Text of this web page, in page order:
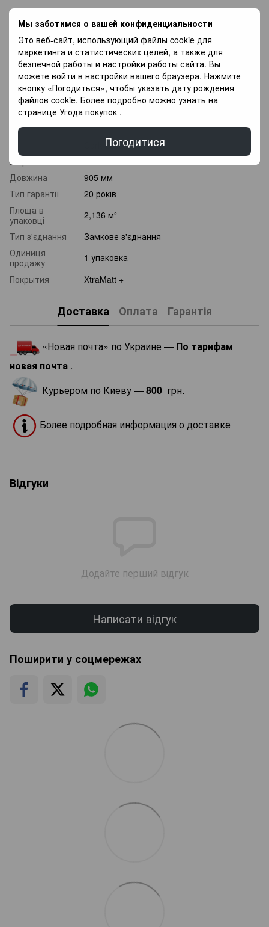
Мы заботимся о вашей конфиденциальности
Это веб-сайт, использующий файлы cookie для
маркетинга и статистических целей, а также для
безпечной работы и настройки работы сайта. Вы
можете войти в настройки вашего браузера. Нажмите
кнопку «Погодиться», чтобы указать дату рождения
файлов cookie. Более подробно можно узнать на
странице Угода покупок .
Погодитися
Характеристики
Бренд
Wicanders
Країна
виробник
Португалія
Фаска
Без фаски
Товщина
10,5 мм
Планок в
упаковці, шт.
Cork Essence
Ширина
Довжина
905 мм
Тип гарантії
20 років
Площа в
упаковці
2,136 м²
Тип з'єднання
Замкове з'єднання
Одиниця
продажу
1 упаковка
Покрытия
XtraMatt +
Доставка Оплата Гарантія
«Новая почта» по Украине — По тарифам
новая почта .
Курьером по Киеву —800 грн.
Более подробная информация о доставке
Відгуки
Додайте перший відгук
Написати відгук
Поширити у соцмережах